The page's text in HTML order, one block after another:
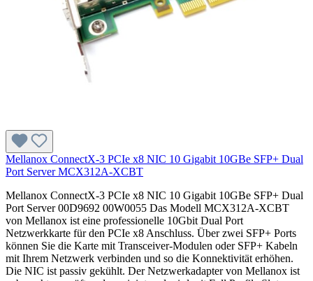
Mellanox ConnectX-3 PCIe x8 NIC 10 Gigabit 10GBe SFP+ Dual
Port Server MCX312A-XCBT
Mellanox ConnectX-3 PCIe x8 NIC 10 Gigabit 10GBe SFP+ Dual
Port Server 00D9692 00W0055 Das Modell MCX312A-XCBT
von Mellanox ist eine professionelle 10Gbit Dual Port
Netzwerkkarte für den PCIe x8 Anschluss. Über zwei SFP+ Ports
können Sie die Karte mit Transceiver-Modulen oder SFP+ Kabeln
mit Ihrem Netzwerk verbinden und so die Konnektivität erhöhen.
Die NIC ist passiv gekühlt. Der Netzwerkadapter von Mellanox ist